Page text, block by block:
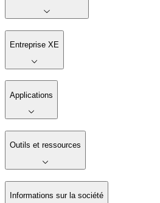
Entreprise XE
Applications
Outils et ressources
Informations sur la société